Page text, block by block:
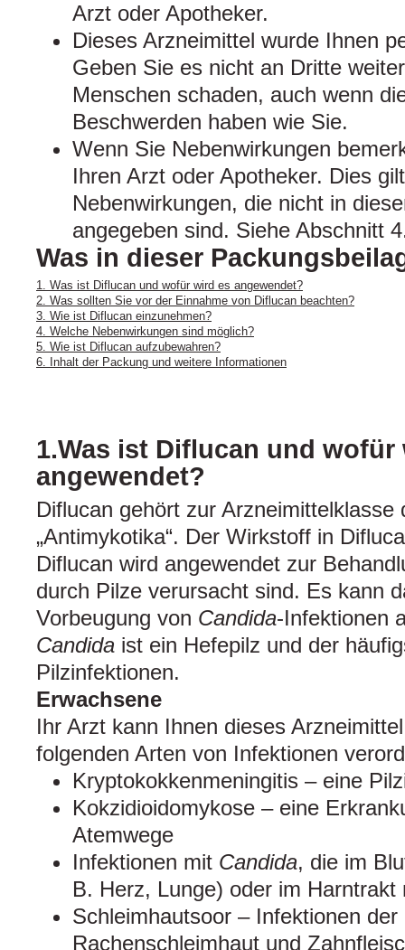
Arzt oder Apotheker.
Dieses Arzneimittel wurde Ihnen
Geben Sie es nicht an Dritte
Menschen schaden, auch wenn
Beschwerden haben wie Sie.
Wenn Sie Nebenwirkungen
Ihren Arzt oder Apotheker. Dies
Nebenwirkungen, die nicht in
angegeben sind. Siehe Abschnitt
Was in dieser
1. Was ist Diflucan und wofür wird es angewendet?
2. Was sollten Sie vor der Einnahme von Diflucan beachten?
3. Wie ist Diflucan einzunehmen?
4. Welche Nebenwirkungen sind möglich?
5. Wie ist Diflucan aufzubewahren?
6. Inhalt der Packung und weitere Informationen
1.Was ist Diflucan und wofür
angewendet?
Diflucan gehört zur Arzneimittelklasse
„Antimykotika“. Der Wirkstoff in
Diflucan wird angewendet zur
durch Pilze verursacht sind. Es kann
Vorbeugung von Candida-Infektionen
Candida ist ein Hefepilz und der
Pilzinfektionen.
Erwachsene
Ihr Arzt kann Ihnen dieses
folgenden Arten von Infektionen
Kryptokokkenmeningitis – eine
Kokzidioidomykose – eine
Atemwege
Infektionen mit Candida, die im
B. Herz, Lunge) oder im Harntrakt
Schleimhautsoor – Infektionen der
Rachenschleimhaut und